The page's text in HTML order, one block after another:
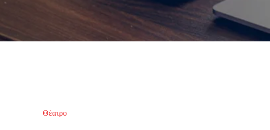
Θέατρο